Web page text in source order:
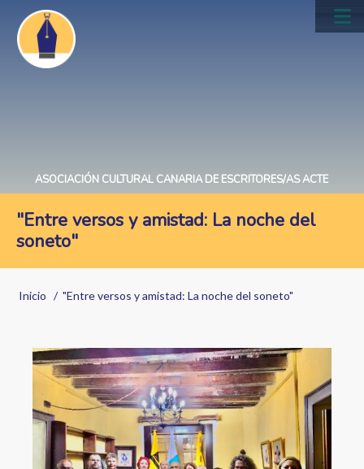
Pasar
contenido
principal
ASOCIACIÓN CULTURAL CANARIA DE ESCRITORES/AS ACTE
"Entre versos y amistad: La noche del
soneto"
Sobrescribir
de
ayuda
la
navegación
Inicio "Entre versos y amistad: La noche del soneto"
Image